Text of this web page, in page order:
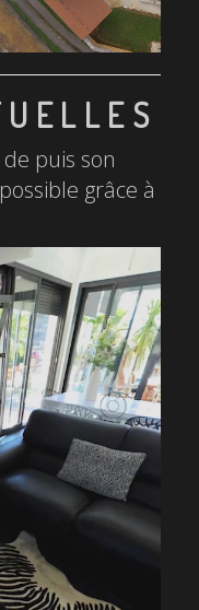
puis son
grâce à